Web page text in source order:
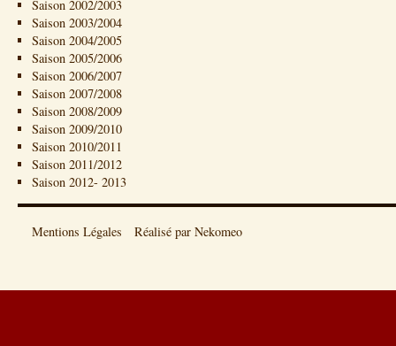
Saison 2002/2003
Saison 2003/2004
Saison 2004/2005
Saison 2005/2006
Saison 2006/2007
Saison 2007/2008
Saison 2008/2009
Saison 2009/2010
Saison 2010/2011
Saison 2011/2012
Saison 2012- 2013
Mentions Légales Réalisé par Nekomeo